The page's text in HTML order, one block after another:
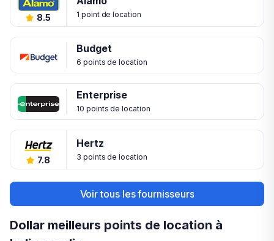
8.5 1 point de location
Budget
6 points de location
Enterprise
10 points de location
7.8
Hertz
3 points de location
Voir tous les fournisseurs
Dollar meilleurs points de location à